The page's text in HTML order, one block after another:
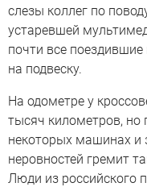
слезы коллег по
устаревшей
почти все
на подвеску.
На одометре у
тысяч километров, но
некоторых машинах и
неровностей гремит
Люди из российского